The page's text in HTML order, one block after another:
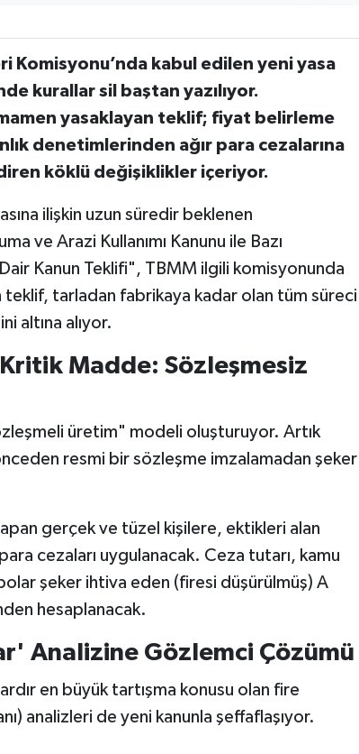
Komisyonu’nda kabul edilen yeni yasa
kurallar sil baştan yazılıyor.
yasaklayan teklif; fiyat belirleme
denetimlerinden ağır para cezalarına
köklü değişiklikler içeriyor.
ilişkin uzun süredir beklenen
ve Arazi Kullanımı Kanunu ile Bazı
Dair Kanun Teklifi", TBMM ilgili komisyonunda
teklif, tarladan fabrikaya kadar olan tüm süreci
altına alıyor.
Madde: Sözleşmesiz
üretim" modeli oluşturuyor. Artık
resmi bir sözleşme imzalamadan şeker
gerçek ve tüzel kişilere, ektikleri alan
cezaları uygulanacak. Ceza tutarı, kamu
şeker ihtiva eden (firesi düşürülmüş) A
hesaplanacak.
Analizine Gözlemci Çözümü
en büyük tartışma konusu olan fire
analizleri de yeni kanunla şeffaflaşıyor.